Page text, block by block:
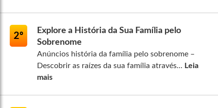
2º
Explore a História da Sua Família pelo
Sobrenome
Anúncios história da família pelo sobrenome –
Descobrir as raízes da sua família através... Leia
mais